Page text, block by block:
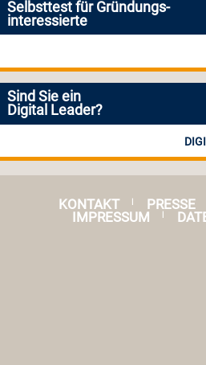
Selbsttest für Gründungs-
interessierte
Sind Sie ein
Digital Leader?
KONTAKT | PRESSE
IMPRESSUM |